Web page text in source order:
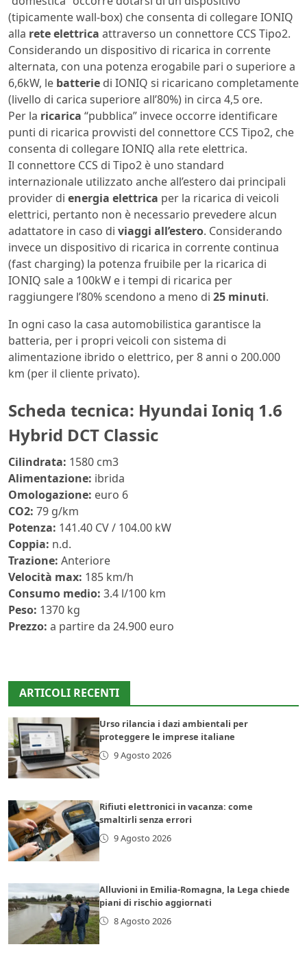
(tipicamente wall-box) che consenta di collegare IONIQ
alla rete elettrica attraverso un connettore CCS Tipo2.
Considerando un dispositivo di ricarica in corrente
alternata, con una potenza erogabile pari o superiore a
6,6kW, le batterie di IONIQ si ricaricano completamente
(livello di carica superiore all’80%) in circa 4,5 ore.
Per la ricarica “pubblica” invece occorre identificare
punti di ricarica provvisti del connettore CCS Tipo2, che
consenta di collegare IONIQ alla rete elettrica.
Il connettore CCS di Tipo2 è uno standard
internazionale utilizzato anche all’estero dai principali
provider di energia elettrica per la ricarica di veicoli
elettrici, pertanto non è necessario prevedere alcun
adattatore in caso di viaggi all’estero. Considerando
invece un dispositivo di ricarica in corrente continua
(fast charging) la potenza fruibile per la ricarica di
IONIQ sale a 100kW e i tempi di ricarica per
raggiungere l’80% scendono a meno di 25 minuti.
In ogni caso la casa automobilistica garantisce la
batteria, per i propri veicoli con sistema di
alimentazione ibrido o elettrico, per 8 anni o 200.000
km (per il cliente privato).
Scheda tecnica: Hyundai Ioniq 1.6
Hybrid DCT Classic
Cilindrata: 1580 cm3
Alimentazione: ibrida
Omologazione: euro 6
CO2: 79 g/km
Potenza: 141.40 CV / 104.00 kW
Coppia: n.d.
Trazione: Anteriore
Velocità max: 185 km/h
Consumo medio: 3.4 l/100 km
Peso: 1370 kg
Prezzo: a partire da 24.900 euro
ARTICOLI RECENTI
Urso rilancia i dazi ambientali per
proteggere le imprese italiane
9 Agosto 2026
Rifiuti elettronici in vacanza: come
smaltirli senza errori
9 Agosto 2026
Alluvioni in Emilia-Romagna, la Lega chiede
piani di rischio aggiornati
8 Agosto 2026